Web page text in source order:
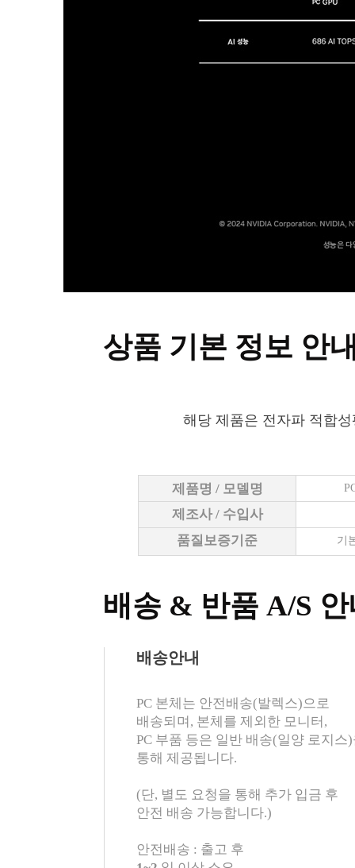
배송 & 반품 A/S
PC 본체는 안전배송(발렉스)으로
배송되며, 본체를 제외한 모니터,
PC 부품 등은 일반 배송(일양 로지스
통해 제공됩니다.
(단, 별도 요청을 통해 추가 입금 후
안전 배송 가능합니다.)
안전배송 : 출고 후
배송안내
상품 기본 정보 안
해당 제품은 전자파 적합
제품명 / 모델명
제조사 / 수입사
품질보증기준
기